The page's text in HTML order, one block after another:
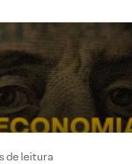
de leitura